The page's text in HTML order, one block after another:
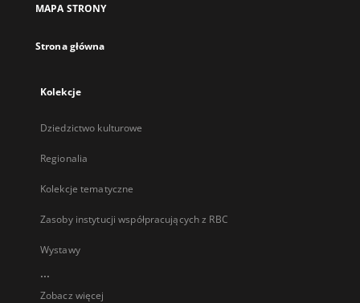
karcie
MAPA STRONY
Strona główna
Kolekcje
Dziedzictwo kulturowe
Regionalia
Kolekcje tematyczne
Zasoby instytucji współpracujących z RBC
Wystawy
...
Zobacz więcej